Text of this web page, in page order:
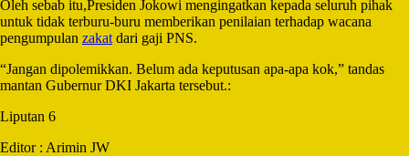
Oleh sebab itu,Presiden Jokowi mengingatkan kepada seluruh pihak
untuk tidak terburu-buru memberikan penilaian terhadap wacana
pengumpulan zakat dari gaji PNS.
“Jangan dipolemikkan. Belum ada keputusan apa-apa kok,” tandas
mantan Gubernur DKI Jakarta tersebut.:
Liputan 6
Editor : Arimin JW